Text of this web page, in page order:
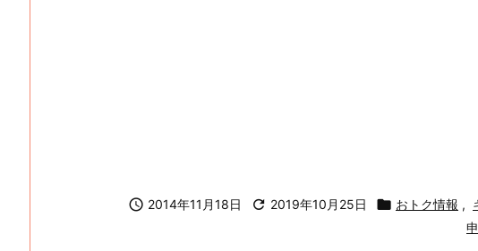
 2014年11月18日  2019年10月25日  おトク情報 ,